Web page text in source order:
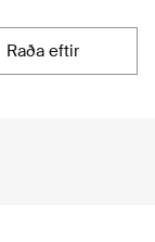
raða eftir